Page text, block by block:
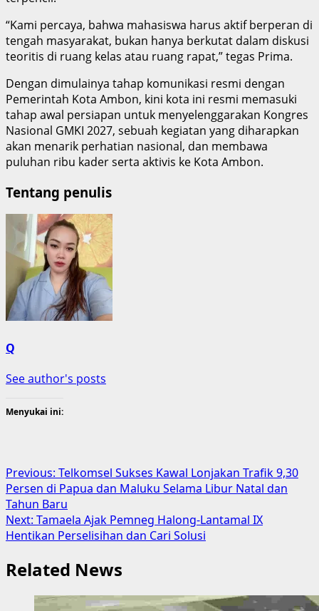
“Kami percaya, bahwa mahasiswa harus aktif berperan di
tengah masyarakat, bukan hanya berkutat dalam diskusi
teoritis di ruang kelas atau ruang rapat,” tegas Prima.
Dengan dimulainya tahap komunikasi resmi dengan
Pemerintah Kota Ambon, kini kota ini resmi memasuki
tahap awal persiapan untuk menyelenggarakan Kongres
Nasional GMKI 2027, sebuah kegiatan yang diharapkan
akan menarik perhatian nasional, dan membawa
puluhan ribu kader serta aktivis ke Kota Ambon.
Tentang penulis
Q
See author's posts
Menyukai ini:
Post
navigation
Previous: Telkomsel Sukses Kawal Lonjakan Trafik 9,30
Persen di Papua dan Maluku Selama Libur Natal dan
Tahun Baru
Next: Tamaela Ajak Pemneg Halong-Lantamal IX
Hentikan Perselisihan dan Cari Solusi
Related News